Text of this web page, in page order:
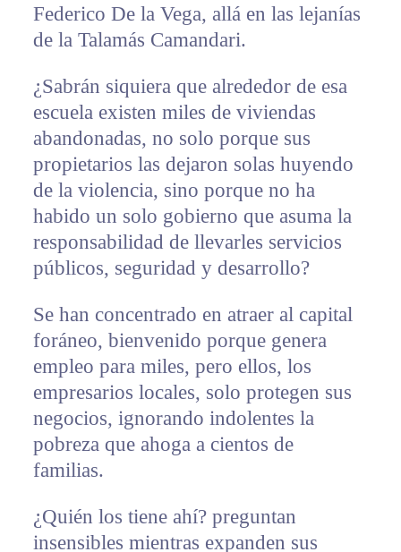
Federico De la Vega, allá en las lejanías
de la Talamás Camandari.
¿Sabrán siquiera que alrededor de esa
escuela existen miles de viviendas
abandonadas, no solo porque sus
propietarios las dejaron solas huyendo
de la violencia, sino porque no ha
habido un solo gobierno que asuma la
responsabilidad de llevarles servicios
públicos, seguridad y desarrollo?
Se han concentrado en atraer al capital
foráneo, bienvenido porque genera
empleo para miles, pero ellos, los
empresarios locales, solo protegen sus
negocios, ignorando indolentes la
pobreza que ahoga a cientos de
familias.
¿Quién los tiene ahí? preguntan
insensibles mientras expanden sus